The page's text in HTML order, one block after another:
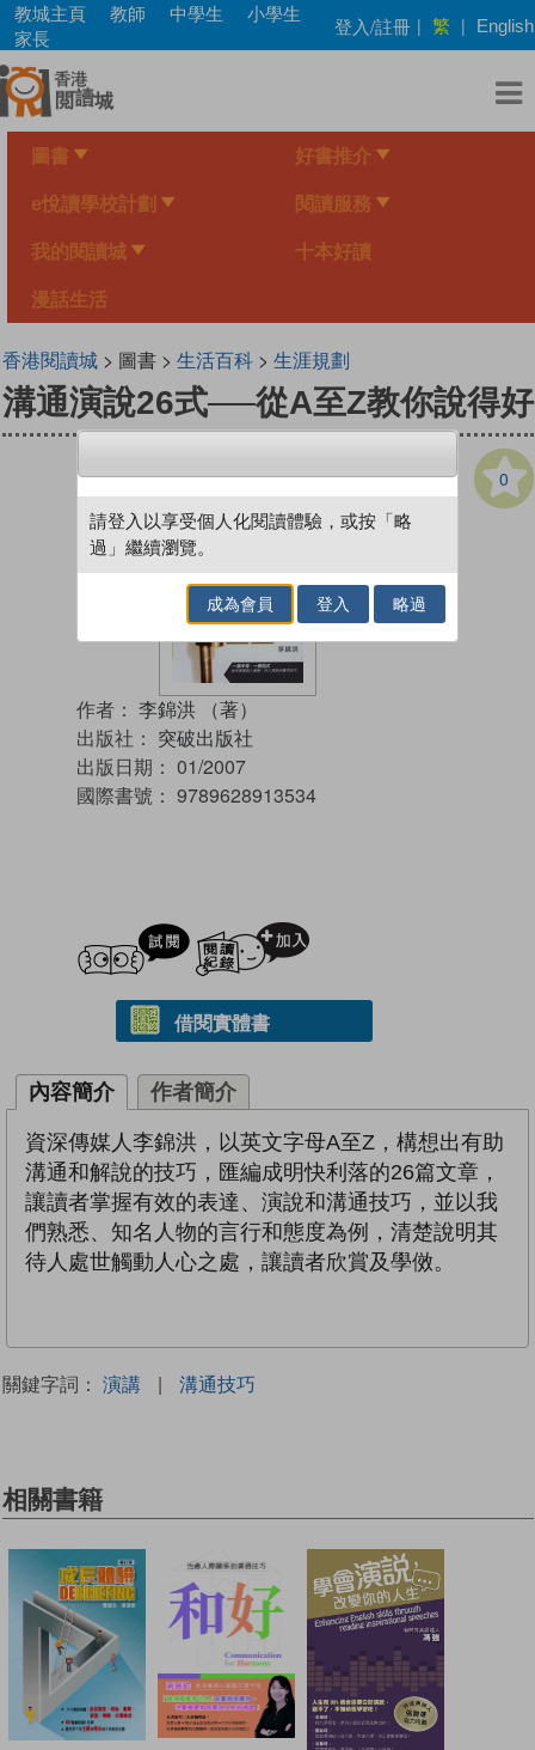
Skip
main
content
教城主頁 教師 中學生
小學生
家長
登入/註冊 | 繁 | English
圖書 好書推介
e悅讀學校計劃 閱讀服務
我的閱讀城 十本好讀
漫話生活
香港閱讀城> 圖書 > 生活百科> 生涯規劃
溝通演說26式──從A至Z教你說得好
0
作者： 李錦洪 （著）
出版社： 突破出版社
出版日期： 01/2007
國際書號： 9789628913534
試閲
借閱實體書
內容簡介 作者簡介
資深傳媒人李錦洪，以英文字母A至Z，構想出有助
溝通和解說的技巧，匯編成明快利落的26篇文章，
讓讀者掌握有效的表達、演說和溝通技巧，並以我
們熟悉、知名人物的言行和態度為例，清楚說明其
待人處世觸動人心之處，讓讀者欣賞及學傚。
關鍵字詞： 演講 | 溝通技巧
相關書籍
請登入以享受個人化閱讀體驗，或按「略
過」繼續瀏覽。
成為會員 登入 略過